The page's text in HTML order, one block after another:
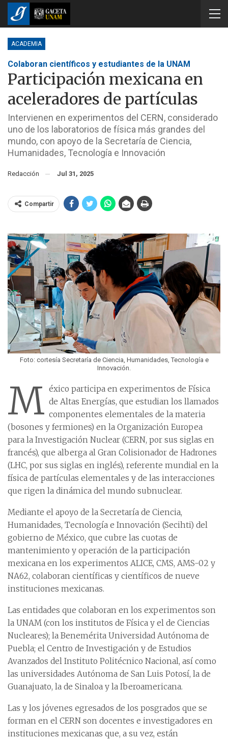
ACADEMIA
Colaboran científicos y estudiantes de la UNAM
Participación mexicana en
aceleradores de partículas
Intervienen en experimentos del CERN, considerado
uno de los laboratorios de física más grandes del
mundo, con apoyo de la Secretaría de Ciencia,
Humanidades, Tecnología e Innovación
Redacción Jul 31, 2025
Compartir
Foto: cortesía Secretaría de Ciencia, Humanidades, Tecnología e
Innovación.
M éxico participa en experimentos de Física
de Altas Energías, que estudian los llamados
componentes elementales de la materia
(bosones y fermiones) en la Organización Europea
para la Investigación Nuclear (CERN, por sus siglas en
francés), que alberga al Gran Colisionador de Hadrones
(LHC, por sus siglas en inglés), referente mundial en la
física de partículas elementales y de las interacciones
que rigen la dinámica del mundo subnuclear.
Mediante el apoyo de la Secretaría de Ciencia,
Humanidades, Tecnología e Innovación (Secihti) del
gobierno de México, que cubre las cuotas de
mantenimiento y operación de la participación
mexicana en los experimentos ALICE, CMS, AMS-02 y
NA62, colaboran científicas y científicos de nueve
instituciones mexicanas.
Las entidades que colaboran en los experimentos son
la UNAM (con los institutos de Física y el de Ciencias
Nucleares); la Benemérita Universidad Autónoma de
Puebla; el Centro de Investigación y de Estudios
Avanzados del Instituto Politécnico Nacional, así como
las universidades Autónoma de San Luis Potosí, la de
Guanajuato, la de Sinaloa y la Iberoamericana.
Las y los jóvenes egresados de los posgrados que se
forman en el CERN son docentes e investigadores en
instituciones mexicanas que, a su vez, están